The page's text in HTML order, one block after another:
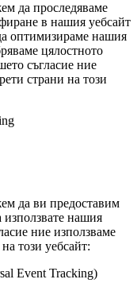
да проследяваме
в нашия уебсайт
оптимизираме нашия
цялостното
съгласие ние
страни на този
да ви предоставим
нашия
ние използваме
този уебсайт:
Event Tracking)